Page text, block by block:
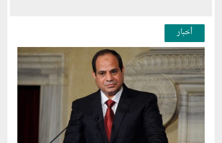
أخبار